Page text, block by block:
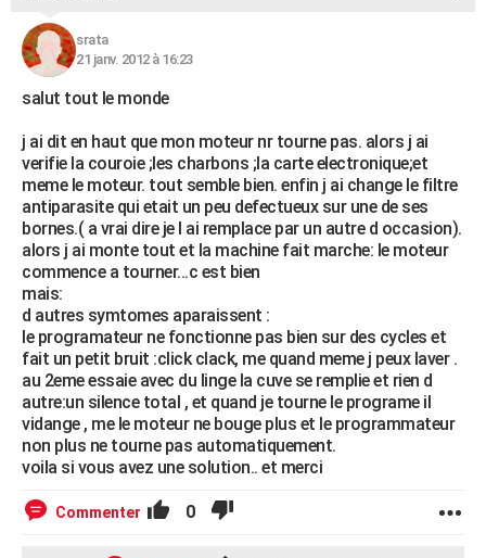
srata
21 janv. 2012 à 16:23
salut tout le monde
j ai dit en haut que mon moteur nr tourne pas. alors j ai
verifie la couroie ;les charbons ;la carte electronique;et
meme le moteur. tout semble bien. enfin j ai change le filtre
antiparasite qui etait un peu defectueux sur une de ses
bornes.( a vrai dire je l ai remplace par un autre d occasion).
alors j ai monte tout et la machine fait marche: le moteur
commence a tourner...c est bien
mais:
d autres symtomes aparaissent :
le programateur ne fonctionne pas bien sur des cycles et
fait un petit bruit :click clack, me quand meme j peux laver .
au 2eme essaie avec du linge la cuve se remplie et rien d
autre:un silence total , et quand je tourne le programe il
vidange , me le moteur ne bouge plus et le programmateur
non plus ne tourne pas automatiquement.
voila si vous avez une solution.. et merci
Commenter 0